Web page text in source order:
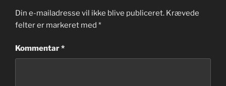
Din e-mailadresse vil ikke blive publiceret. Krævede
felter er markeret med *
Kommentar*